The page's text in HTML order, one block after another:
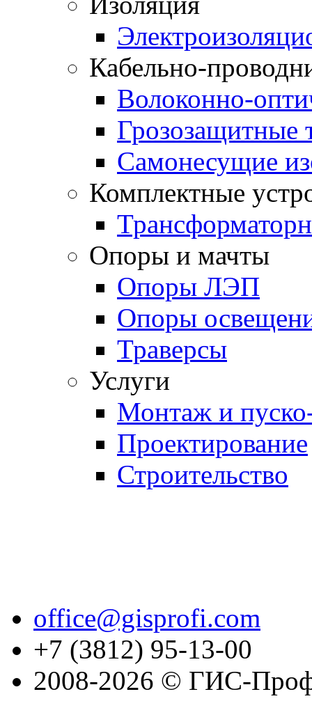
Кабельно-
Волоконно-
Грозозащитные
Самонесущие
Комплектные
Опоры и мачты
Опоры ЛЭП
Опоры
Траверсы
Услуги
Монтаж и
Проектирование
Строительство
office@gisprofi.com
+7 (3812) 95-13-00
2008-2026 © ГИС-